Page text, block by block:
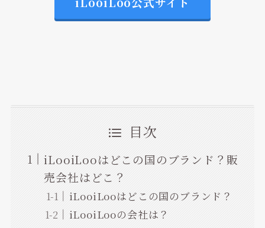
目次
iLooiLooはどこの国のブランド？販
売会社はどこ？
iLooiLooはどこの国のブランド？
iLooiLooの会社は？